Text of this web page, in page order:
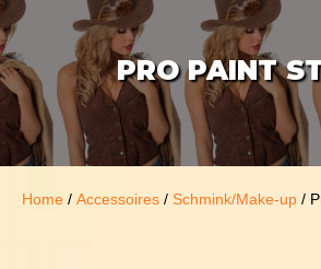
PRO PAINT
Home / Accessoires / Schmink/Make-up /